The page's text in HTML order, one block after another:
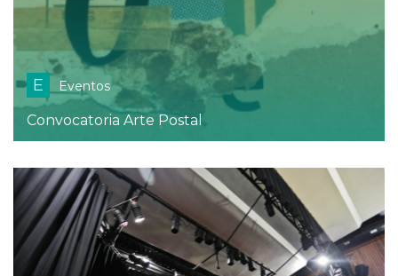
E Eventos
Convocatoria Arte Postal